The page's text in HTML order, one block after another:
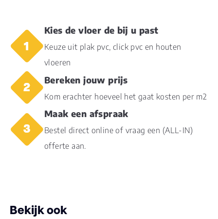
Dikte plank (mm) 8.0
V groef 4V
Gebruiksklasse 23, 42
Brandclassificatie Bfl-s1
Vloerverwarming
geschikt
Kies de vloer de bij u past
Keuze uit plak pvc, click pvc en houten
vloeren
Bereken jouw prijs
Kom erachter hoeveel het gaat kosten per m2
Maak een afspraak
Bestel direct online of vraag een (ALL-IN)
offerte aan.
Bekijk ook